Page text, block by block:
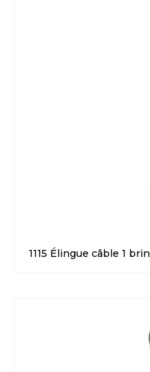
1115 Élingue câble 1 brin